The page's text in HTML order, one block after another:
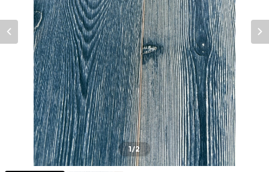
1/2